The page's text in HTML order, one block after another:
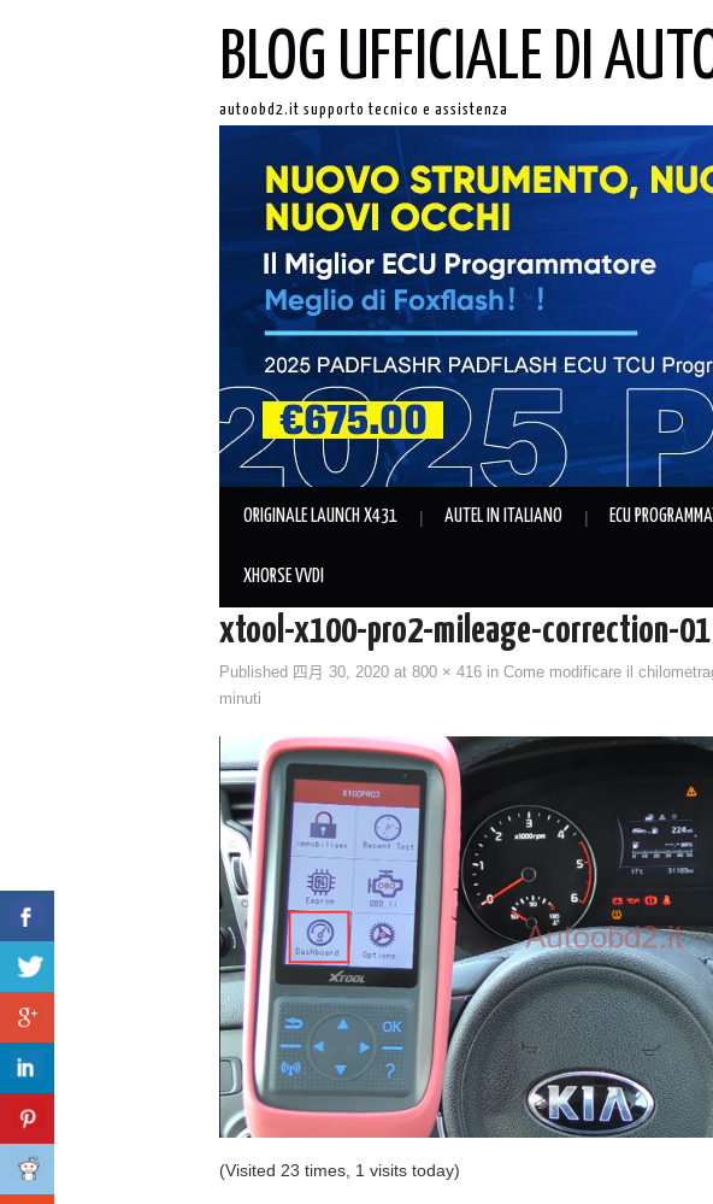
BLOG UFFICIALE DI
autoobd2.it supporto tecnico e assistenza
ORIGINALE LAUNCH X431 AUTEL IN ITALIANO ECU
XHORSE VVDI
xtool-x100-pro2-mileage-correction-01
Published 四月 30, 2020 at 800 × 416 in Come modificare il
minuti
(Visited 23 times, 1 visits today)